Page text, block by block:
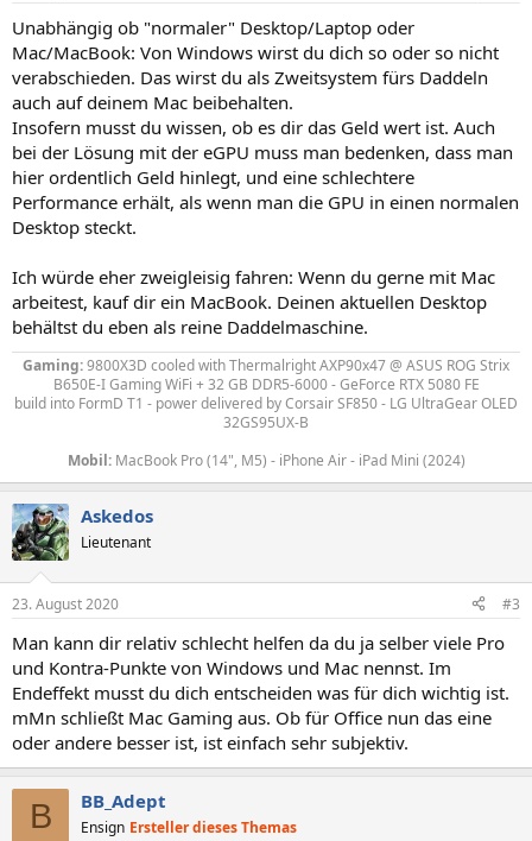
Unabhängig ob "normaler" Desktop/Laptop oder
Mac/MacBook: Von Windows wirst du dich so oder so nicht
verabschieden. Das wirst du als Zweitsystem fürs Daddeln
auch auf deinem Mac beibehalten.
Insofern musst du wissen, ob es dir das Geld wert ist. Auch
bei der Lösung mit der eGPU muss man bedenken, dass man
hier ordentlich Geld hinlegt, und eine schlechtere
Performance erhält, als wenn man die GPU in einen normalen
Desktop steckt.
Ich würde eher zweigleisig fahren: Wenn du gerne mit Mac
arbeitest, kauf dir ein MacBook. Deinen aktuellen Desktop
behältst du eben als reine Daddelmaschine.
Gaming:9800X3D cooled with Thermalright AXP90x47@ ASUS ROG Strix
B650E-I Gaming WiFi + 32 GB DDR5-6000 - GeForce RTX 5080 FE
build into FormD T1 - power delivered byCorsair SF850 - LG UltraGear OLED
32GS95UX-B
Mobil:MacBook Pro (14", M5) - iPhone Air - iPad Mini (2024)
Askedos
Lieutenant
23. August 2020 #3
Man kann dir relativ schlecht helfen da du ja selber viele Pro
und Kontra-Punkte von Windows und Mac nennst. Im
Endeffekt musst du dich entscheiden was für dich wichtig ist.
mMn schließt Mac Gaming aus. Ob für Office nun das eine
oder andere besser ist, ist einfach sehr subjektiv.
B BB_Adept
Ensign Ersteller dieses Themas